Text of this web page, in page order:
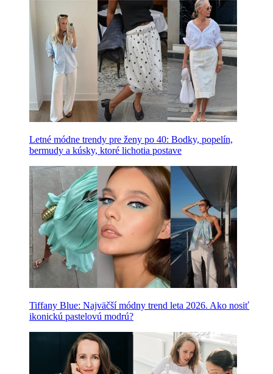
Letné módne trendy pre ženy po 40: Bodky, popelín,
bermudy a kúsky, ktoré lichotia postave
Tiffany Blue: Najväčší módny trend leta 2026. Ako nosiť
ikonickú pastelovú modrú?